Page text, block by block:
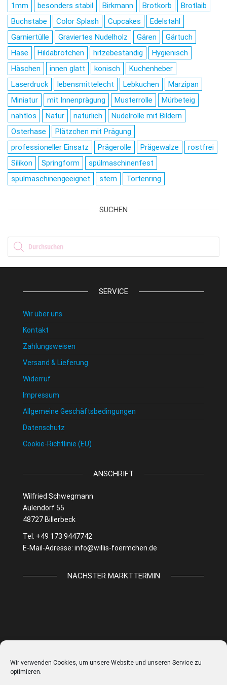
Wir verwenden Cookies, um unsere Website und unseren Service zu
optimieren.
1mm besonders stabil Birkmann Brotkorb
Brotlaib
Buchstabe
Color Splash Cupcakes
Edelstahl
Garniertülle
Graviertes Nudelholz Gären
Gärtuch
Hase
Hildabrötchen hitzebeständig
Hygienisch
Häschen
innen glatt konisch
Kuchenheber
Laserdruck
lebensmittelecht Lebkuchen
Marzipan
Miniatur
mit Innenprägung Musterrolle
Mürbeteig
nahtlos
Natur natürlich
Nudelrolle mit Bildern
Osterhase
Plätzchen mit Prägung
professioneller Einsatz
Prägerolle Prägewalze
rostfrei
Silikon
Springform
spülmaschinenfest
spülmaschinengeeignet
stern Tortenring
SUCHEN
Products search
SERVICE
Wir über uns
Kontakt
Zahlungsweisen
Versand & Lieferung
Widerruf
Impressum
Allgemeine Geschäftsbedingungen
Datenschutz
Cookie-Richtlinie (EU)
ANSCHRIFT
Wilfried Schwegmann
Aulendorf 55
48727 Billerbeck
Tel: +49 173 9447742
E-Mail-Adresse: info@willis-foermchen.de
NÄCHSTER MARKTTERMIN